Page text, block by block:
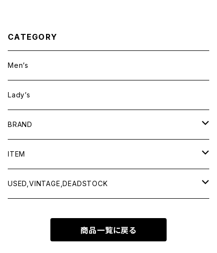
CATEGORY
Men’s
Lady’s
BRAND
BAICYCLON by bagjack
Baserange
ITEM
Men
USED,VINTAGE,DEADSTOCK
商品一覧に戻る